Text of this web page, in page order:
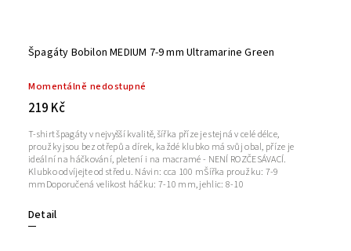
Špagáty Bobilon MEDIUM 7-9 mm Ultramarine Green
Momentálně nedostupné
219 Kč
Detail
T-shirt špagáty v nejvyšší kvalitě, šířka příze je stejná v celé délce,
proužky jsou bez otřepů a dírek, každé klubko má svůj obal, příze je
ideální na háčkování, pletení i na macramé - NENÍ ROZČESÁVACÍ.
Klubko odvíjejte od středu. Návin: cca 100 mŠířka proužku: 7-9
mmDoporučená velikost háčku: 7-10 mm, jehlic: 8-10